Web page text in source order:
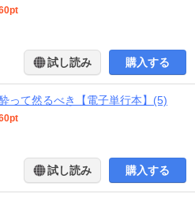
試し読み 購入する
って然るべき【電子単行本】(5)
試し読み 購入する